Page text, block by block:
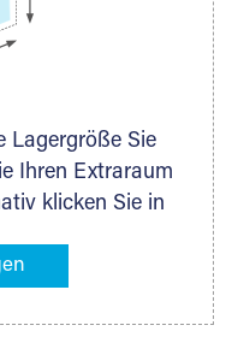
Lagergröße Sie
Ihren Extraraum
klicken Sie in
möchten –
Ihr Extraraum